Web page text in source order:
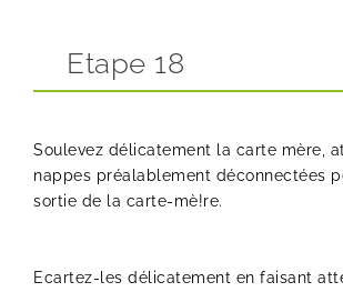
Etape 18
Soulevez délicatement la carte mère,
nappes préalablement déconnectées
sortie de la carte-mè!re.
Ecartez-les délicatement en faisant